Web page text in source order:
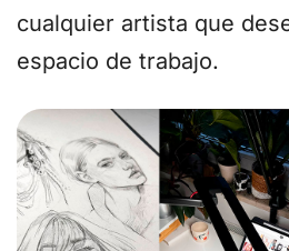
cualquier artista que
espacio de trabajo.